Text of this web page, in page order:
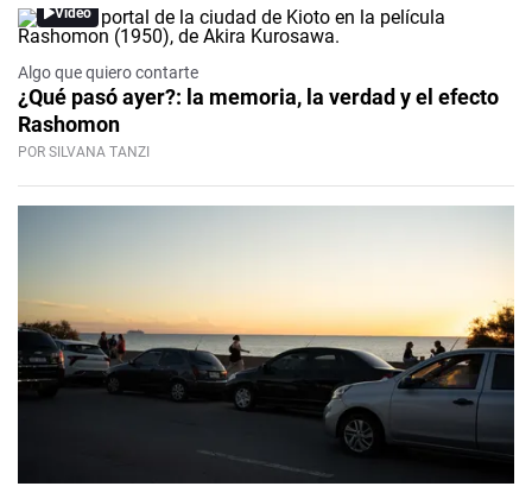
Video
Algo que quiero contarte
¿Qué pasó ayer?: la memoria, la verdad y el efecto
Rashomon
POR SILVANA TANZI